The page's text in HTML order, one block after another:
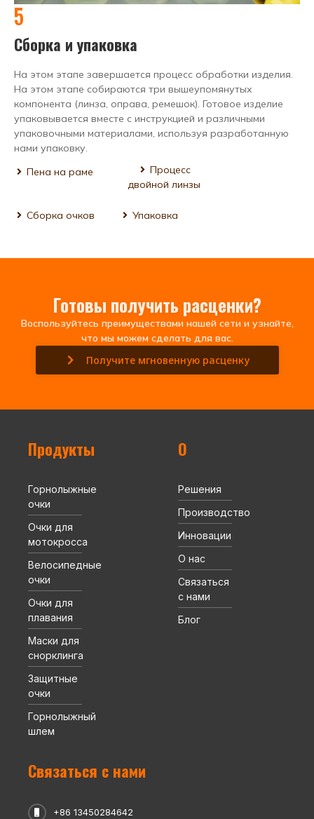
5
Сборка и упаковка
На этом этапе завершается процесс обработки изделия.
На этом этапе собираются три вышеупомянутых
компонента (линза, оправа, ремешок). Готовое изделие
упаковывается вместе с инструкцией и различными
упаковочными материалами, используя разработанную
нами упаковку.
Пена на раме
Процесс
двойной линзы
Сборка очков Упаковка
Готовы получить расценки?
Воспользуйтесь преимуществами нашей сети и узнайте,
что мы можем сделать для вас.
Получите мгновенную расценку
Продукты
Горнолыжные
очки
Очки для
мотокросса
Велосипедные
очки
Очки для
плавания
Маски для
снорклинга
Защитные
очки
Горнолыжный
шлем
О
Решения
Производство
Инновации
О нас
Связаться
с нами
Блог
Связаться с нами
+86 13450284642